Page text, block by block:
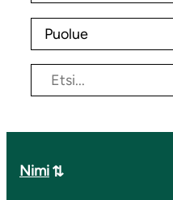
Nimi